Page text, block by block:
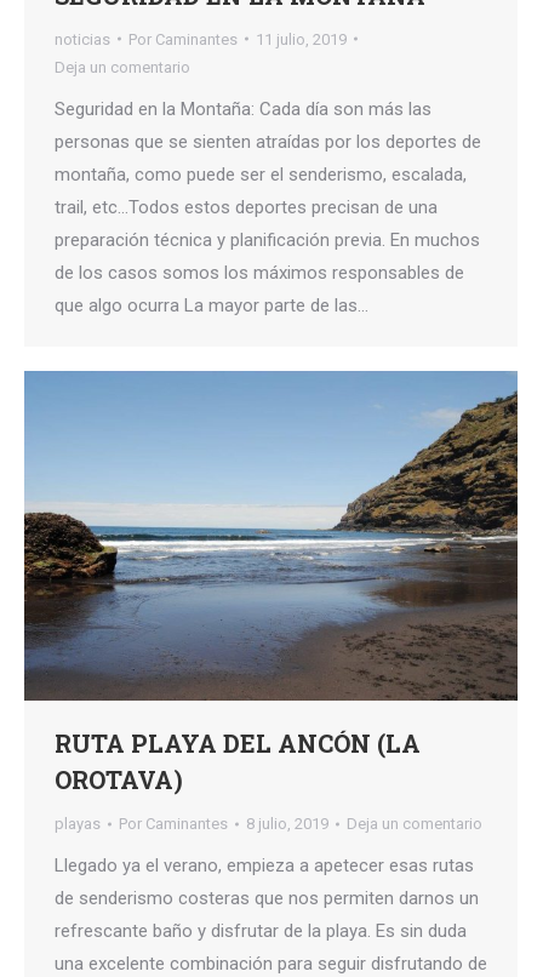
noticias Por Caminantes
11 julio, 2019
Deja un comentario
Seguridad en la Montaña: Cada día son más las
personas que se sienten atraídas por los deportes de
montaña, como puede ser el senderismo, escalada,
trail, etc…Todos estos deportes precisan de una
preparación técnica y planificación previa. En muchos
de los casos somos los máximos responsables de
que algo ocurra La mayor parte de las…
RUTA PLAYA DEL ANCÓN (LA
OROTAVA)
playas Por Caminantes 8 julio, 2019 Deja un comentario
Llegado ya el verano, empieza a apetecer esas rutas
de senderismo costeras que nos permiten darnos un
refrescante baño y disfrutar de la playa. Es sin duda
una excelente combinación para seguir disfrutando de